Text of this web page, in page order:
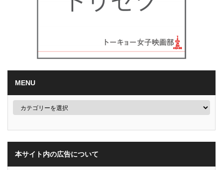
MENU
本サイト内の広告について